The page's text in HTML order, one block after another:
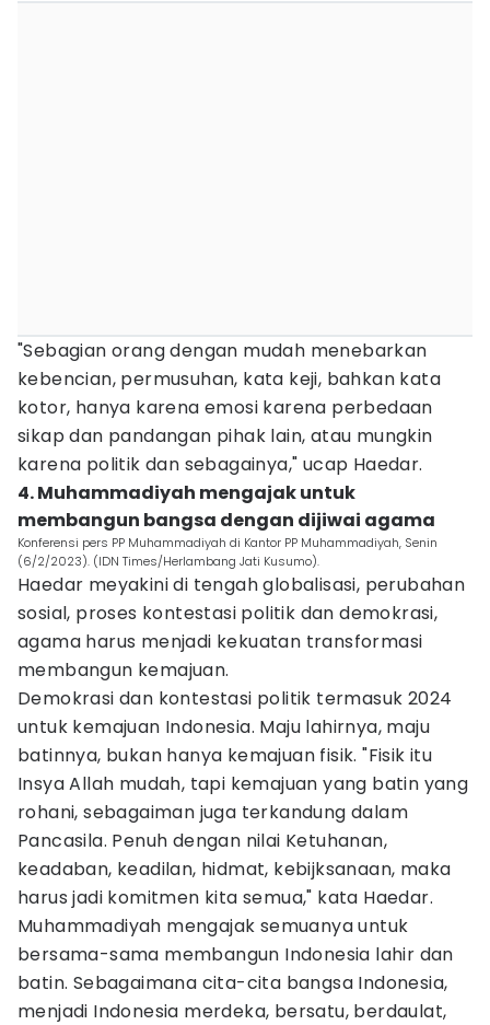
"Sebagian orang dengan mudah menebarkan
kebencian, permusuhan, kata keji, bahkan kata
kotor, hanya karena emosi karena perbedaan
sikap dan pandangan pihak lain, atau mungkin
karena politik dan sebagainya," ucap Haedar.
4. Muhammadiyah mengajak untuk
membangun bangsa dengan dijiwai agama
Konferensi pers PP Muhammadiyah di Kantor PP Muhammadiyah, Senin
(6/2/2023). (IDN Times/Herlambang Jati Kusumo).
Haedar meyakini di tengah globalisasi, perubahan
sosial, proses kontestasi politik dan demokrasi,
agama harus menjadi kekuatan transformasi
membangun kemajuan.
Demokrasi dan kontestasi politik termasuk 2024
untuk kemajuan Indonesia. Maju lahirnya, maju
batinnya, bukan hanya kemajuan fisik. "Fisik itu
Insya Allah mudah, tapi kemajuan yang batin yang
rohani, sebagaiman juga terkandung dalam
Pancasila. Penuh dengan nilai Ketuhanan,
keadaban, keadilan, hidmat, kebijksanaan, maka
harus jadi komitmen kita semua," kata Haedar.
Muhammadiyah mengajak semuanya untuk
bersama-sama membangun Indonesia lahir dan
batin. Sebagaimana cita-cita bangsa Indonesia,
menjadi Indonesia merdeka, bersatu, berdaulat,